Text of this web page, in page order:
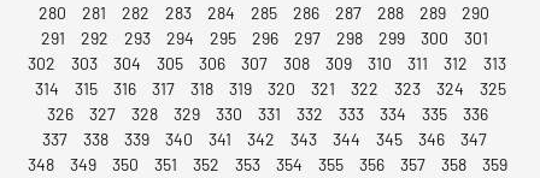
280
281 282 283 284 285 286 287 288 289
290
291
292 293 294 295 296 297 298 299 300
301
302
303 304 305 306 307 308 309 310 311 312
313
314
315 316 317 318 319 320 321 322 323 324
325
326
327 328 329 330 331 332 333 334 335
336
337
338 339 340 341 342 343 344 345 346
347
348
349 350 351 352 353 354 355 356 357 358
359